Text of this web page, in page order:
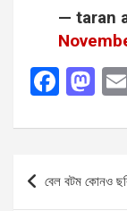
— taran
F
ce
b
o
M
st
d
Post
navigation
বেল বটম কোনও